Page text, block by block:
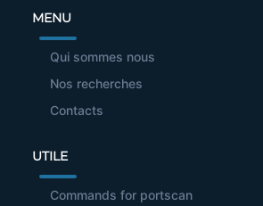
MENU
Qui sommes nous
Nos recherches
Contacts
UTILE
Commands for portscan